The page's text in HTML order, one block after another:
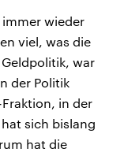
immer wieder
viel, was die
war
der Politik
in der
sich bislang
hat die